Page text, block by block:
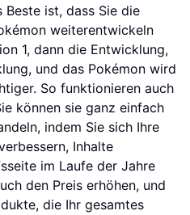
Beste ist, dass Sie die
weiterentwickeln
1, dann die Entwicklung,
und das Pokémon wird
So funktionieren auch
können sie ganz einfach
indem Sie sich Ihre
Inhalte
im Laufe der Jahre
den Preis erhöhen, und
die Ihr gesamtes